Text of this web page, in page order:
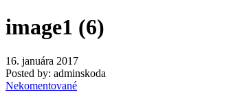
image1 (6)
16. januára 2017
Posted by: adminskoda
Nekomentované